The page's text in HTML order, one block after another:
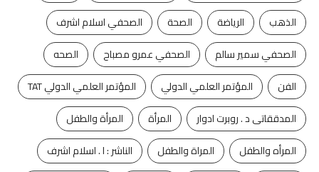
الذهب
الرياضة الصحة
الصحفي اسلام اشرف
الصحفي سمير سالم
الصحفي عمرو مصباح
الصحه
الفن
المؤتمر العلمي الدولي
المؤتمر العلمي الدولي TAT
المدققاتى د . روبرت ادوار
المرأة
المرأة والطفل
المرأه والطفل
المراة والطفل
الناشر : ا . اسلام اشرف